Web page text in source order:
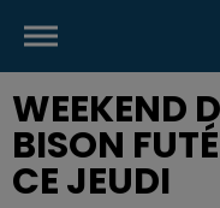
WEEKEND
BISON
CE JEUDI